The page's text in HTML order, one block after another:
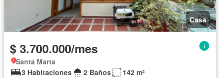
Casa
$ 3.700.000/mes
Santa Marta
3 Habitaciones
2 Baños
142 m²